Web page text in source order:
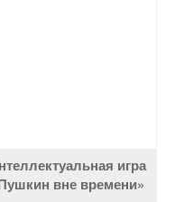
игра
вне времени»